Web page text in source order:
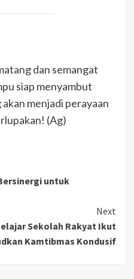
dan semangat
siap menyambut
menjadi perayaan
(Ag)
untuk
Next
Sekolah Rakyat Ikut
Kamtibmas Kondusif